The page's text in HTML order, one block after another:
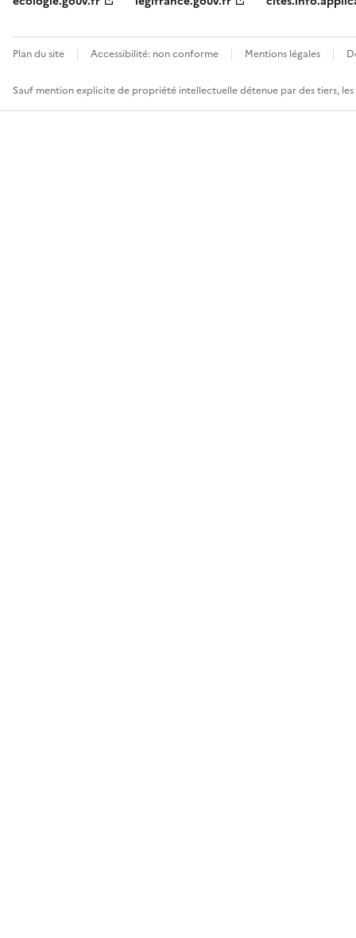
Plan du site Accessibilité: non conforme Mentions légales
Sauf mention explicite de propriété intellectuelle détenue par des tiers,